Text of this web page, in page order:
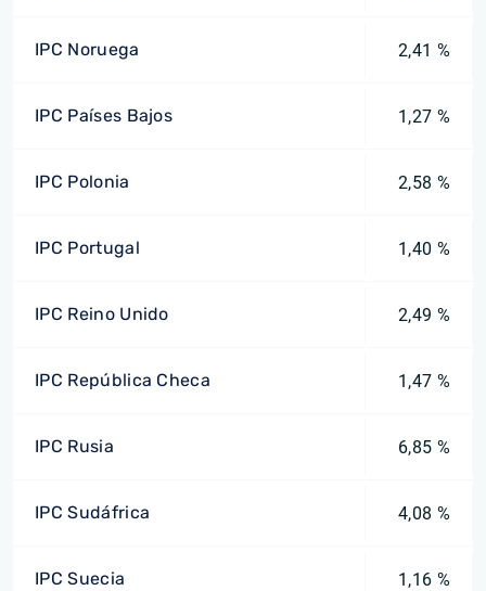
IPC Noruega 2,41 %
IPC Países Bajos 1,27 %
IPC Polonia 2,58 %
IPC Portugal 1,40 %
IPC Reino Unido 2,49 %
IPC República Checa 1,47 %
IPC Rusia 6,85 %
IPC Sudáfrica 4,08 %
IPC Suecia 1,16 %